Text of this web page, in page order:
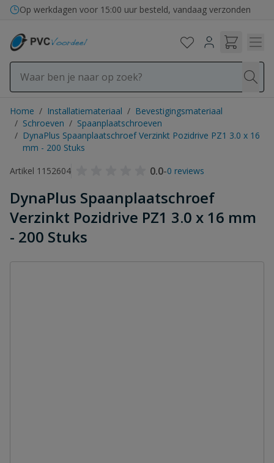
Ga naar de inhoud
Op werkdagen voor 15:00 uur besteld, vandaag verzonden
Home / Installatiemateriaal / Bevestigingsmateriaal
/ Schroeven / Spaanplaatschroeven
/ DynaPlus Spaanplaatschroef Verzinkt Pozidrive PZ1 3.0 x 16
mm - 200 Stuks
Artikel 1152604
0.0-0 reviews
DynaPlus Spaanplaatschroef
Verzinkt Pozidrive PZ1 3.0 x 16 mm
- 200 Stuks